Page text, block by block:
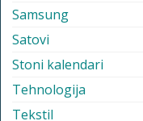
Samsung
Satovi
Stoni kalendari
Tehnologija
Tekstil